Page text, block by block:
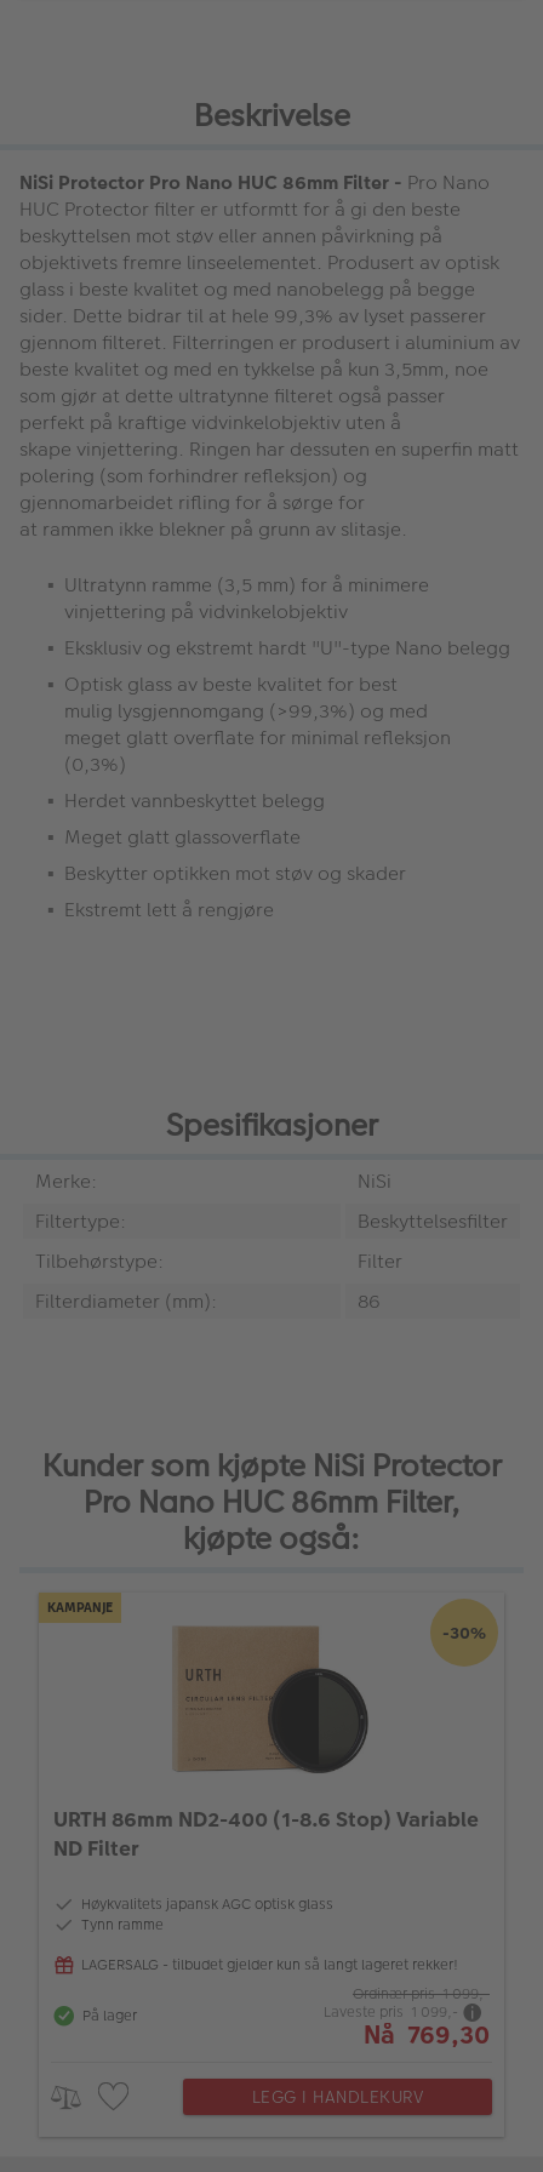
Beskrivelse
NiSi Protector Pro Nano HUC 86mm Filter - Pro Nano
HUC Protector filter er utformtt for å gi den beste
beskyttelsen mot støv eller annen påvirkning på
objektivets fremre linseelementet. Produsert av optisk
glass i beste kvalitet og med nanobelegg på begge
sider. Dette bidrar til at hele 99,3% av lyset passerer
gjennom filteret. Filterringen er produsert i aluminium av
beste kvalitet og med en tykkelse på kun 3,5mm, noe
som gjør at dette ultratynne filteret også passer
perfekt på kraftige vidvinkelobjektiv uten å
skape vinjettering. Ringen har dessuten en superfin matt
polering (som forhindrer refleksjon) og
gjennomarbeidet rifling for å sørge for
at rammen ikke blekner på grunn av slitasje.
Ultratynn ramme (3,5 mm) for å minimere
vinjettering på vidvinkelobjektiv
Eksklusiv og ekstremt hardt "U"-type Nano belegg
Optisk glass av beste kvalitet for best
mulig lysgjennomgang (>99,3%) og med
meget glatt overflate for minimal refleksjon
(0,3%)
Herdet vannbeskyttet belegg
Meget glatt glassoverflate
Beskytter optikken mot støv og skader
Ekstremt lett å rengjøre
Spesifikasjoner
Merke:
NiSi
Filtertype:
Beskyttelsesfilter
Tilbehørstype:
Filter
Filterdiameter (mm):
86
Kunder som kjøpte NiSi Protector
Pro Nano HUC 86mm Filter,
kjøpte også:
KAMPANJE
-30%
URTH 86mm ND2-400 (1-8.6 Stop) Variable
ND Filter
Høykvalitets japansk AGC optisk glass
Tynn ramme
LAGERSALG - tilbudet gjelder kun så langt lageret rekker!
På lager
Ordinær pris 1 099,-
Laveste pris 1 099,-
Nå 769,30
LEGG I HANDLEKURV